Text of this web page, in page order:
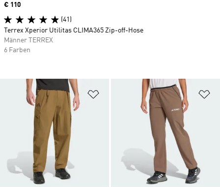
Zur Wunschliste hinzufügen
Price
€ 110
(41)
Terrex Xperior Utilitas CLIMA365 Zip-off-Hose
Männer TERREX
6 Farben